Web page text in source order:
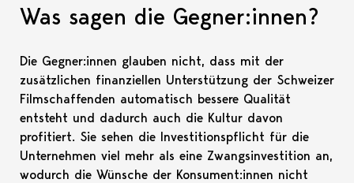
Was sagen die Gegner:innen?
Die Gegner:innen glauben nicht, dass mit der
zusätzlichen finanziellen Unterstützung der Schweizer
Filmschaffenden automatisch bessere Qualität
entsteht und dadurch auch die Kultur davon
profitiert. Sie sehen die Investitionspflicht für die
Unternehmen viel mehr als eine Zwangsinvestition an,
wodurch die Wünsche der Konsument:innen nicht